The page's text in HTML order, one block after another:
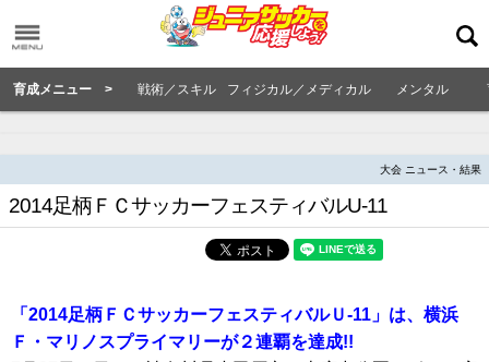
育成メニュー > 戦術／スキル フィジカル／メディカル メンタル
大会 ニュース・結果
2014足柄ＦＣサッカーフェスティバルU-11
「2014足柄ＦＣサッカーフェスティバルＵ-11」は、横浜
Ｆ・マリノスプライマリーが２連覇を達成!!